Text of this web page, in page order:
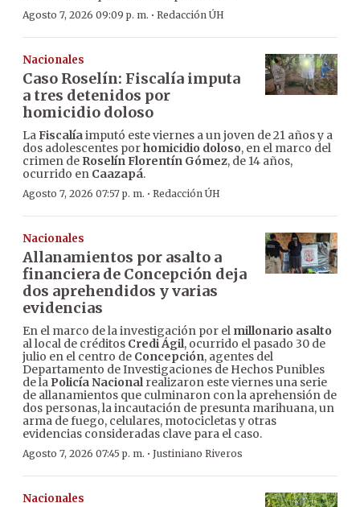
Agosto 7, 2026 09:09 p. m. · Redacción ÚH
Nacionales
Caso Roselín: Fiscalía imputa
a tres detenidos por
homicidio doloso
LaFiscalíaimputó este viernes a un joven de 21 años y a
dos adolescentes porhomicidio doloso, en el marco del
crimen de Roselín Florentín Gómez, de 14 años,
ocurrido en Caazapá.
Agosto 7, 2026 07:57 p. m. · Redacción ÚH
Nacionales
Allanamientos por asalto a
financiera de Concepción deja
dos aprehendidos y varias
evidencias
En el marco de la investigación por el millonario asalto
al local de créditos Credi Ágil, ocurrido el pasado 30 de
julio en el centro de Concepción, agentes del
Departamento de Investigaciones de Hechos Punibles
de la Policía Nacionalrealizaron este viernes una serie
de allanamientos que culminaron con la aprehensión de
dos personas, la incautación de presunta marihuana, un
arma de fuego, celulares, motocicletas y otras
evidencias consideradas clave para el caso.
Agosto 7, 2026 07:45 p. m. · Justiniano Riveros
Nacionales